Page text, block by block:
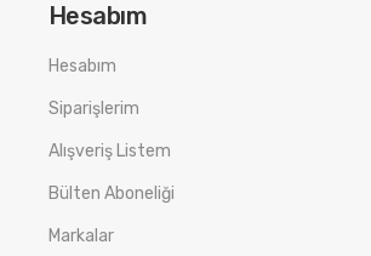
Hesabım
Hesabım
Siparişlerim
Alışveriş Listem
Bülten Aboneliği
Markalar